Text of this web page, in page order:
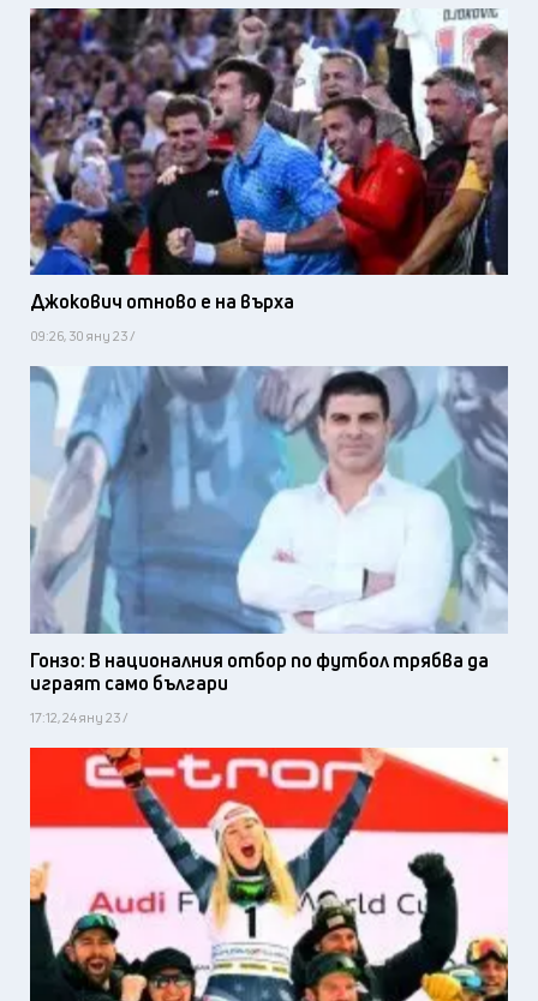
Джокович отново е на върха
09:26, 30 яну 23 /
Гонзо: В националния отбор по футбол трябва да
играят само българи
17:12, 24 яну 23 /